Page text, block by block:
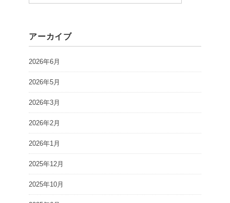
アーカイブ
2026年6月
2026年5月
2026年3月
2026年2月
2026年1月
2025年12月
2025年10月